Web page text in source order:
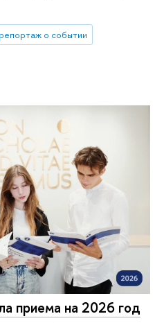
репортаж о событии
приема на 2026 год